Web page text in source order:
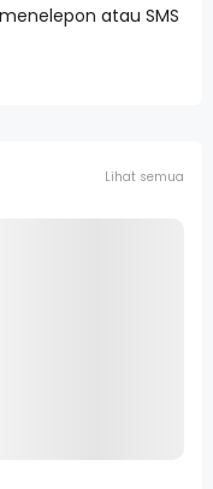
atau SMS
Lihat semua